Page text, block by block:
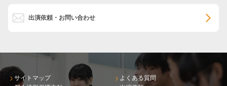
出演依頼・お問い合わせ
サイトマップ
よくある質問